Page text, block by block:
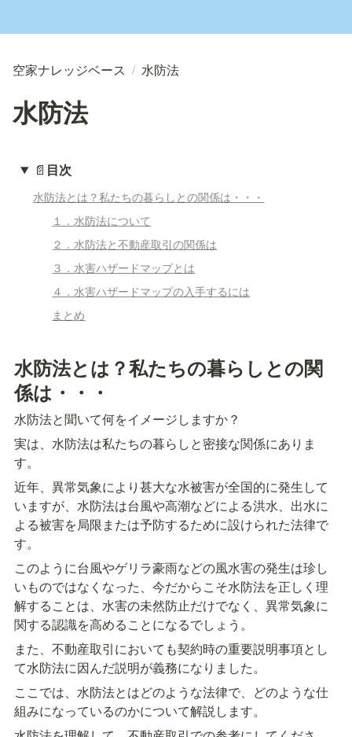
空家ナレッジベース / 水防法
水防法
📄 目次
水防法とは？私たちの暮らしとの関係は・・・
１．水防法について
２．水防法と不動産取引の関係は
３．水害ハザードマップとは
４．水害ハザードマップの入手するには
まとめ
水防法とは？私たちの暮らしとの関
係は・・・
水防法と聞いて何をイメージしますか？
実は、水防法は私たちの暮らしと密接な関係にありま
す。
近年、異常気象により甚大な水被害が全国的に発生して
いますが、水防法は台風や高潮などによる洪水、出水に
よる被害を局限または予防するために設けられた法律で
す。
このように台風やゲリラ豪雨などの風水害の発生は珍し
いものではなくなった、今だからこそ水防法を正しく理
解することは、水害の未然防止だけでなく、異常気象に
関する認識を高めることになるでしょう。
また、不動産取引においても契約時の重要説明事項とし
て水防法に因んだ説明が義務になりました。
ここでは、水防法とはどのような法律で、どのような仕
組みになっているのかについて解説します。